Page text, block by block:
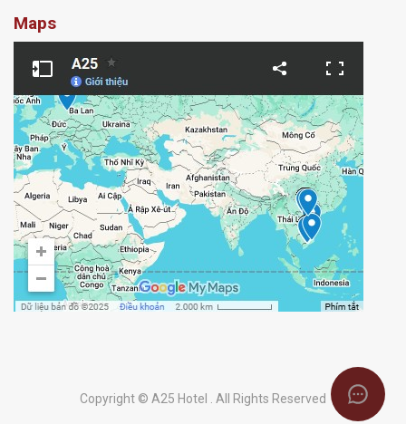
Maps
Copyright © A25 Hotel . All Rights Reserved